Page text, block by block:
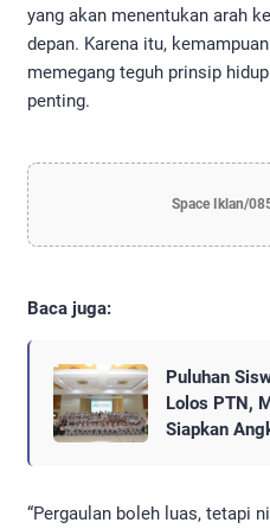
yang akan menentukan arah
depan. Karena itu,
memegang teguh prinsip
penting.
Space Iklan/
Baca juga:
Puluhan
Lolos PTN,
Siapkan
“Pergaulan boleh luas, tetapi